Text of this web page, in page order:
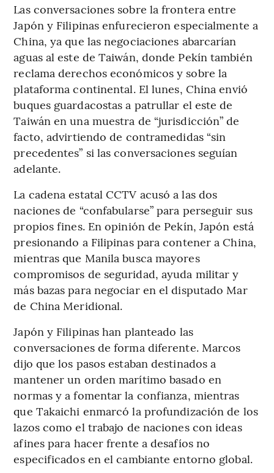
Las conversaciones sobre la frontera entre
Japón y Filipinas enfurecieron especialmente a
China, ya que las negociaciones abarcarían
aguas al este de Taiwán, donde Pekín también
reclama derechos económicos y sobre la
plataforma continental. El lunes, China envió
buques guardacostas a patrullar el este de
Taiwán en una muestra de “jurisdicción” de
facto, advirtiendo de contramedidas “sin
precedentes” si las conversaciones seguían
adelante.
La cadena estatal CCTV acusó a las dos
naciones de “confabularse” para perseguir sus
propios fines. En opinión de Pekín, Japón está
presionando a Filipinas para contener a China,
mientras que Manila busca mayores
compromisos de seguridad, ayuda militar y
más bazas para negociar en el disputado Mar
de China Meridional.
Japón y Filipinas han planteado las
conversaciones de forma diferente. Marcos
dijo que los pasos estaban destinados a
mantener un orden marítimo basado en
normas y a fomentar la confianza, mientras
que Takaichi enmarcó la profundización de los
lazos como el trabajo de naciones con ideas
afines para hacer frente a desafíos no
especificados en el cambiante entorno global.